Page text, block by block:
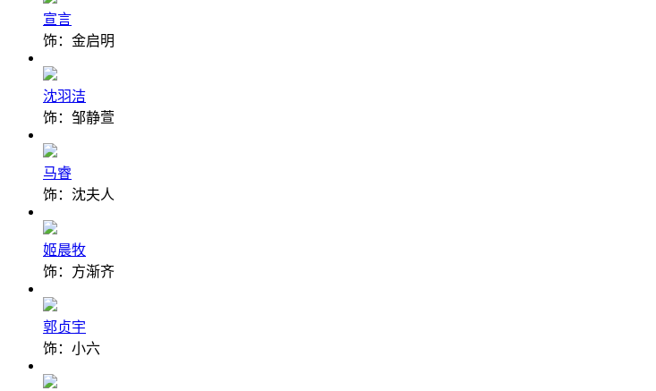
宣言
饰：金启明
沈羽洁
饰：邹静萱
马睿
饰：沈夫人
姬晨牧
饰：方渐齐
郭贞宇
饰：小六